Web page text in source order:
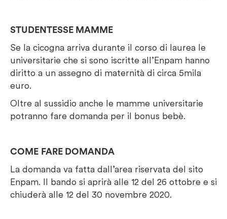
STUDENTESSE MAMME
Se la cicogna arriva durante il corso di laurea le
universitarie che si sono iscritte all’Enpam hanno
diritto a un assegno di maternità di circa 5mila
euro.
Oltre al sussidio anche le mamme universitarie
potranno fare domanda per il bonus bebè.
COME FARE DOMANDA
La domanda va fatta dall’area riservata del sito
Enpam. Il bando si aprirà alle 12 del 26 ottobre e si
chiuderà alle 12 del 30 novembre 2020.